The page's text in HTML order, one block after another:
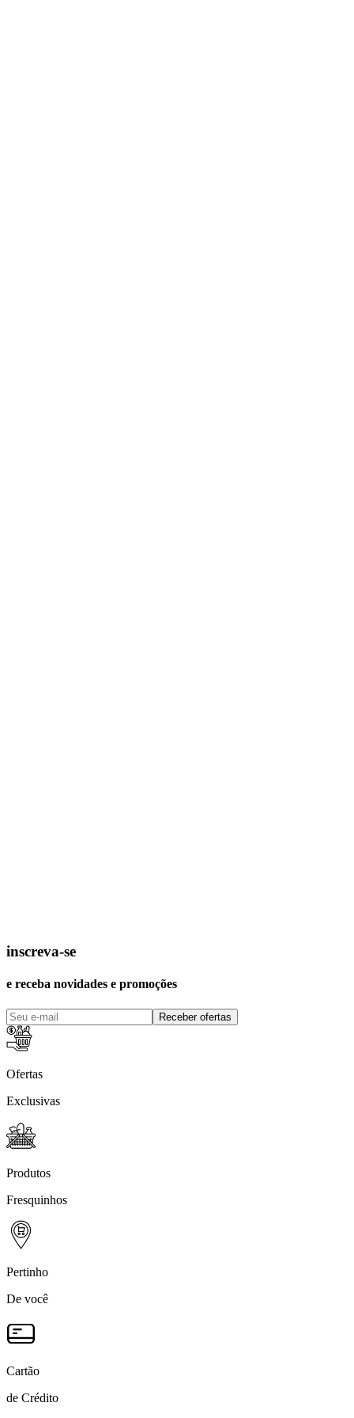
inscreva-se
e receba novidades e promoções
Receber ofertas
Ofertas
Exclusivas
Produtos
Fresquinhos
Pertinho
De você
Cartão
de Crédito